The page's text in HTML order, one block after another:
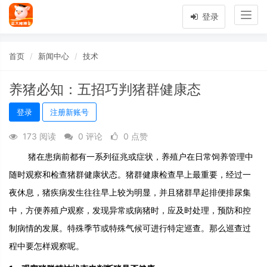
登录
首页 新闻中心 技术
养猪必知：五招巧判猪群健康态
登录 注册新账号
173 阅读 0 评论
0 点赞
猪在患病前都有一系列征兆或症状，养殖户在日常饲养管理中
随时观察和检查猪群健康状态。猪群健康检查早上最重要，经过一
夜休息，猪疾病发生往往早上较为明显，并且猪群早起排便排尿集
中，方便养殖户观察，发现异常或病猪时，应及时处理，预防和控
制病情的发展。特殊季节或特殊气候可进行特定巡查。那么巡查过
程中要怎样观察呢。